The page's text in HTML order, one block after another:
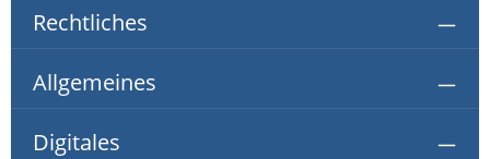
Rechtliches
Allgemeines
Digitales